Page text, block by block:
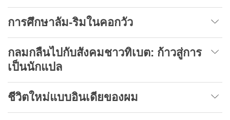
การศึกษาลัม-ริมในคอกวัว
กลมกลืนไปกับสังคมชาวทิเบต: ก้าวสู่การ
เป็นนักแปล
ชีวิตใหม่แบบอินเดียของผม